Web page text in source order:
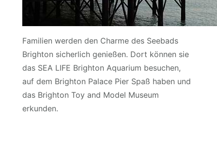
Familien werden den Charme des Seebads
Brighton sicherlich genießen. Dort können sie
das SEA LIFE Brighton Aquarium besuchen,
auf dem Brighton Palace Pier Spaß haben und
das Brighton Toy and Model Museum
erkunden.